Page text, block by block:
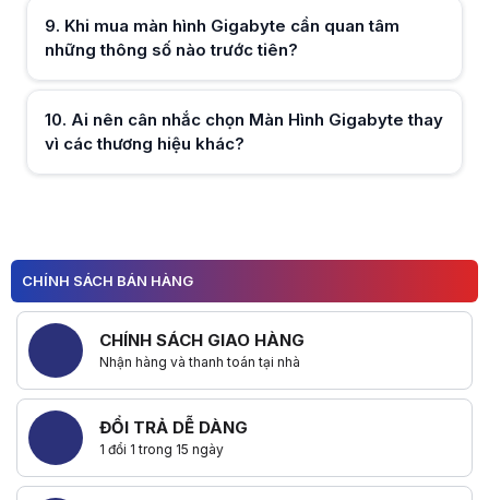
Hữu ích (0)
9. Khi mua màn hình Gigabyte cần quan tâm
những thông số nào trước tiên?
Hữu ích (0)
10. Ai nên cân nhắc chọn Màn Hình Gigabyte thay
vì các thương hiệu khác?
Hữu ích (0)
CHÍNH SÁCH BÁN HÀNG
CHÍNH SÁCH GIAO HÀNG
Nhận hàng và thanh toán tại nhà
ĐỔI TRẢ DỄ DÀNG
1 đổi 1 trong 15 ngày